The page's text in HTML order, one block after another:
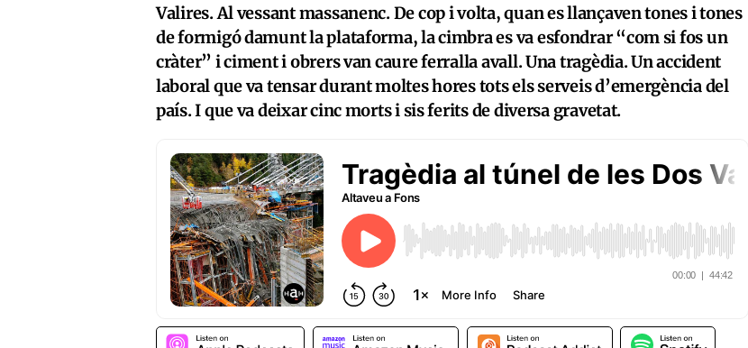
Valires. Al vessant massanenc. De cop i volta, quan es llançaven tones i tones
de formigó damunt la plataforma, la cimbra es va esfondrar “com si fos un
cràter” i ciment i obrers van caure ferralla avall. Una tragèdia. Un accident
laboral que va tensar durant moltes hores tots els serveis d’emergència del
país. I que va deixar cinc morts i sis ferits de diversa gravetat.